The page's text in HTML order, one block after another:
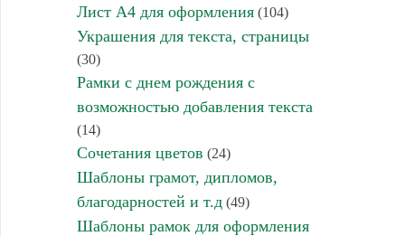
Лист А4 для оформления(104)
Украшения для текста, страницы
(30)
Рамки с днем рождения с
возможностью добавления текста
(14)
Сочетания цветов (24)
Шаблоны грамот, дипломов,
благодарностей и т.д(49)
Шаблоны рамок для оформления